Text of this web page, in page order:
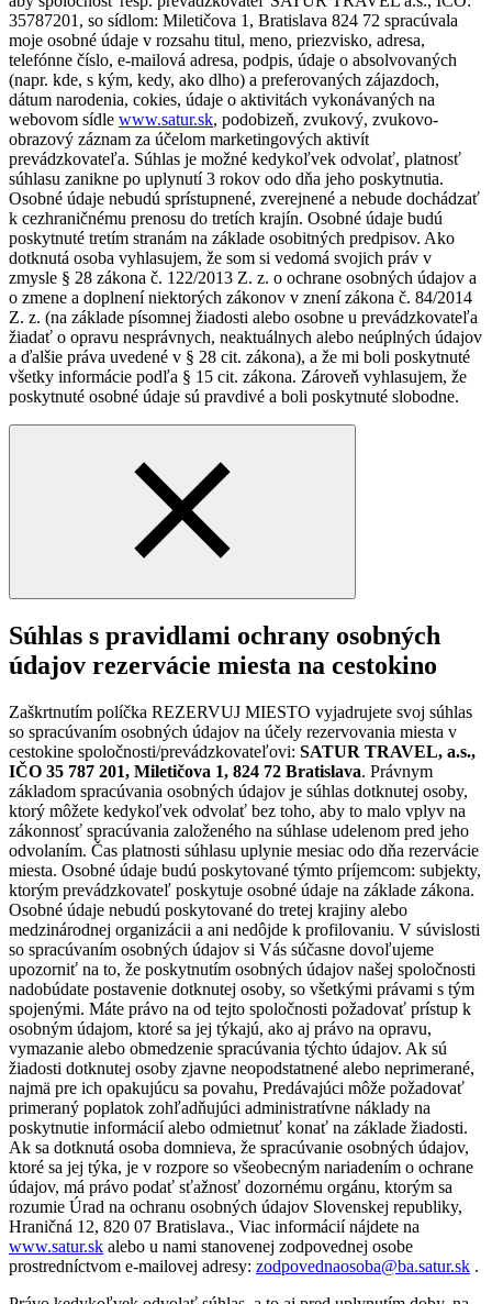
35787201, so sídlom: Miletičova 1, Bratislava 824 72 spracúvala
moje osobné údaje v rozsahu titul, meno, priezvisko, adresa,
telefónne číslo, e-mailová adresa, podpis, údaje o absolvovaných
(napr. kde, s kým, kedy, ako dlho) a preferovaných zájazdoch,
dátum narodenia, cokies, údaje o aktivitách vykonávaných na
webovom sídle www.satur.sk, podobizeň, zvukový, zvukovo-
obrazový záznam za účelom marketingových aktivít
prevádzkovateľa. Súhlas je možné kedykoľvek odvolať, platnosť
súhlasu zanikne po uplynutí 3 rokov odo dňa jeho poskytnutia.
Osobné údaje nebudú sprístupnené, zverejnené a nebude dochádzať
k cezhraničnému prenosu do tretích krajín. Osobné údaje budú
poskytnuté tretím stranám na základe osobitných predpisov. Ako
dotknutá osoba vyhlasujem, že som si vedomá svojich práv v
zmysle § 28 zákona č. 122/2013 Z. z. o ochrane osobných údajov a
o zmene a doplnení niektorých zákonov v znení zákona č. 84/2014
Z. z. (na základe písomnej žiadosti alebo osobne u prevádzkovateľa
žiadať o opravu nesprávnych, neaktuálnych alebo neúplných údajov
a ďalšie práva uvedené v § 28 cit. zákona), a že mi boli poskytnuté
všetky informácie podľa § 15 cit. zákona. Zároveň vyhlasujem, že
poskytnuté osobné údaje sú pravdivé a boli poskytnuté slobodne.
Súhlas s pravidlami ochrany osobných
údajov rezervácie miesta na cestokino
Zaškrtnutím políčka REZERVUJ MIESTO vyjadrujete svoj súhlas
so spracúvaním osobných údajov na účely rezervovania miesta v
cestokine spoločnosti/prevádzkovateľovi: SATUR TRAVEL, a.s.,
IČO 35 787 201, Miletičova 1, 824 72 Bratislava. Právnym
základom spracúvania osobných údajov je súhlas dotknutej osoby,
ktorý môžete kedykoľvek odvolať bez toho, aby to malo vplyv na
zákonnosť spracúvania založeného na súhlase udelenom pred jeho
odvolaním. Čas platnosti súhlasu uplynie mesiac odo dňa rezervácie
miesta. Osobné údaje budú poskytované týmto príjemcom: subjekty,
ktorým prevádzkovateľ poskytuje osobné údaje na základe zákona.
Osobné údaje nebudú poskytované do tretej krajiny alebo
medzinárodnej organizácii a ani nedôjde k profilovaniu. V súvislosti
so spracúvaním osobných údajov si Vás súčasne dovoľujeme
upozorniť na to, že poskytnutím osobných údajov našej spoločnosti
nadobúdate postavenie dotknutej osoby, so všetkými právami s tým
spojenými. Máte právo na od tejto spoločnosti požadovať prístup k
osobným údajom, ktoré sa jej týkajú, ako aj právo na opravu,
vymazanie alebo obmedzenie spracúvania týchto údajov. Ak sú
žiadosti dotknutej osoby zjavne neopodstatnené alebo neprimerané,
najmä pre ich opakujúcu sa povahu, Predávajúci môže požadovať
primeraný poplatok zohľadňujúci administratívne náklady na
poskytnutie informácií alebo odmietnuť konať na základe žiadosti.
Ak sa dotknutá osoba domnieva, že spracúvanie osobných údajov,
ktoré sa jej týka, je v rozpore so všeobecným nariadením o ochrane
údajov, má právo podať sťažnosť dozornému orgánu, ktorým sa
rozumie Úrad na ochranu osobných údajov Slovenskej republiky,
Hraničná 12, 820 07 Bratislava., Viac informácií nájdete na
www.satur.sk alebo u nami stanovenej zodpovednej osobe
prostredníctvom e-mailovej adresy: zodpovednaosoba@ba.satur.sk .